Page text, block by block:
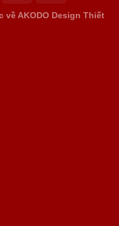
về AKODO Design Thiết